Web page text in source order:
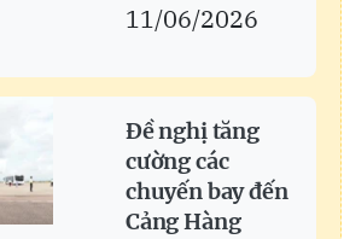
11/06/2026
Đề nghị tăng
cường các
chuyến bay đến
Cảng Hàng